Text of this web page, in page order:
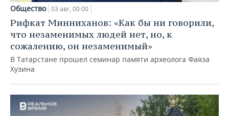
Общество 03 авг, 00:00
Рифкат Минниханов: «Как бы ни говорили,
что незаменимых людей нет, но, к
сожалению, он незаменимый»
В Татарстане прошел семинар памяти археолога Фаяза
Хузина